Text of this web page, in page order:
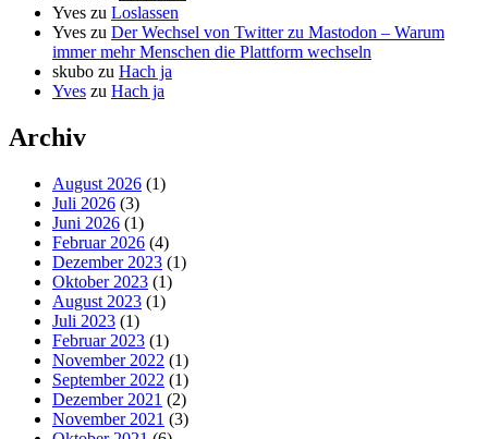
Yves zu Loslassen
Yves zu Der Wechsel von Twitter zu Mastodon – Warum
immer mehr Menschen die Plattform wechseln
skubo zu Hach ja
Yves zu Hach ja
Archiv
August 2026 (1)
Juli 2026 (3)
Juni 2026 (1)
Februar 2026 (4)
Dezember 2023 (1)
Oktober 2023 (1)
August 2023 (1)
Juli 2023 (1)
Februar 2023 (1)
November 2022 (1)
September 2022 (1)
Dezember 2021 (2)
November 2021 (3)